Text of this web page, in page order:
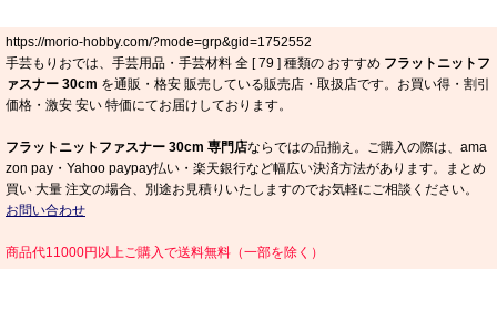
https://morio-hobby.com/?mode=grp&gid=1752552
手芸もりおでは、手芸用品・手芸材料 全 [79 ] 種類の おすすめ フラットニットフ
ァスナー 30cm を通販・格安 販売している販売店・取扱店です。お買い得・割引
価格・激安 安い 特価にてお届けしております。
フラットニットファスナー 30cm 専門店ならではの品揃え。ご購入の際は、ama
zon pay・Yahoo paypay払い・楽天銀行など幅広い決済方法があります。まとめ
買い 大量 注文の場合、別途お見積りいたしますのでお気軽にご相談ください。
お問い合わせ
商品代11000円以上ご購入で送料無料（一部を除く）